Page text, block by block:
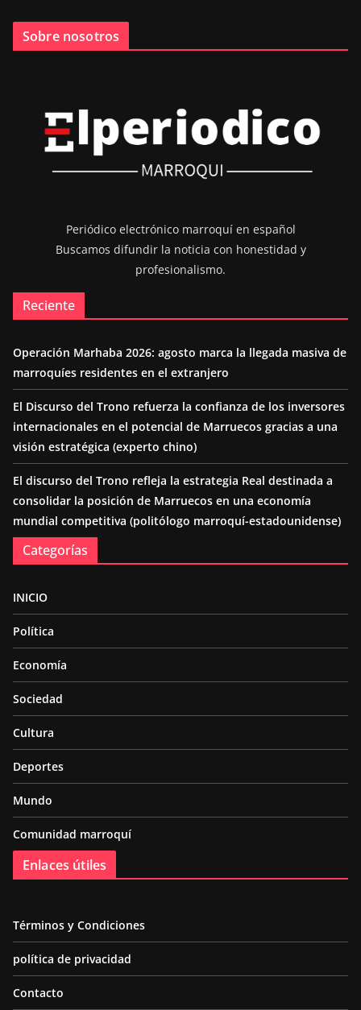
Sobre nosotros
Periódico electrónico marroquí en español
Buscamos difundir la noticia con honestidad y
profesionalismo.
Reciente
Operación Marhaba 2026: agosto marca la llegada masiva de
marroquíes residentes en el extranjero
El Discurso del Trono refuerza la confianza de los inversores
internacionales en el potencial de Marruecos gracias a una
visión estratégica (experto chino)
El discurso del Trono refleja la estrategia Real destinada a
consolidar la posición de Marruecos en una economía
mundial competitiva (politólogo marroquí-estadounidense)
Categorías
INICIO
Política
Economía
Sociedad
Cultura
Deportes
Mundo
Comunidad marroquí
Enlaces útiles
Términos y Condiciones
política de privacidad
Contacto